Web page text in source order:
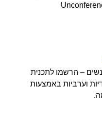
– הרשמו לתכנית
וערביות באמצעות